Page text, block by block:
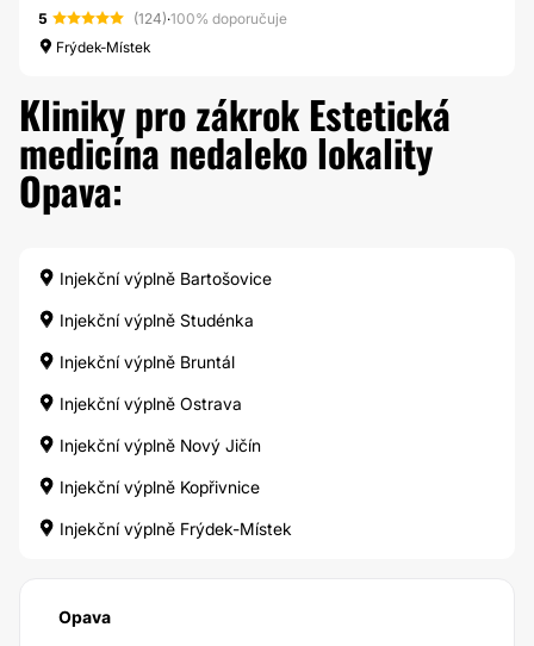
5 (124)·100% doporučuje
Frýdek-Místek
Kliniky pro zákrok Estetická
medicína nedaleko lokality
Opava:
Injekční výplně Bartošovice
Injekční výplně Studénka
Injekční výplně Bruntál
Injekční výplně Ostrava
Injekční výplně Nový Jičín
Injekční výplně Kopřivnice
Injekční výplně Frýdek-Místek
Opava